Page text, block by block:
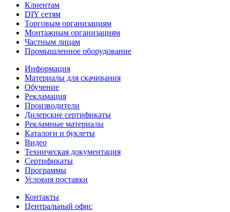
Клиентам
DIY сетям
Торговым организациям
Монтажным организациям
Частным лицам
Промышленное оборудование
Информация
Материалы для скачивания
Обучение
Рекламация
Производители
Дилерские сертификаты
Рекламные материалы
Каталоги и буклеты
Видео
Техническая документация
Сертификаты
Программы
Условия поставки
Контакты
Центральный офис